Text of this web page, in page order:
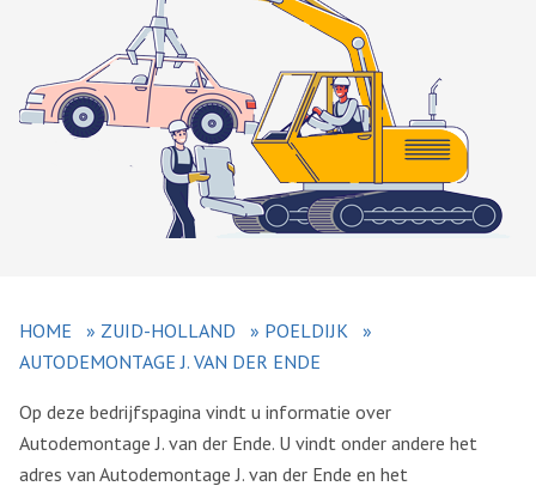
HOME » ZUID-HOLLAND » POELDIJK »
AUTODEMONTAGE J. VAN DER ENDE
Op deze bedrijfspagina vindt u informatie over
Autodemontage J. van der Ende. U vindt onder andere het
adres van Autodemontage J. van der Ende en het